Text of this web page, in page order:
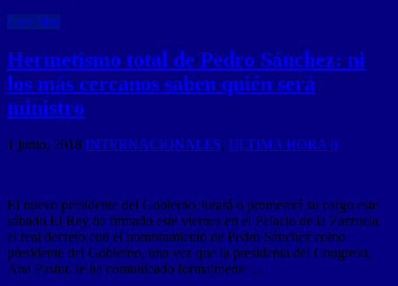
Leer Mas
Hermetismo total de Pedro Sánchez: ni
los más cercanos saben quién será
ministro
1 junio, 2018 INTERNACIONALES, ULTIMA HORA 0
El nuevo presidente del Gobierno Jurará o prometerá su cargo este
sábado El Rey ha firmado este viernes en el Palacio de la Zarzuela
el real decreto con el nombramiento de Pedro Sánchez como
presidente del Gobierno, una vez que la presidenta del Congreso,
Ana Pastor, le ha comunicado formalmente …